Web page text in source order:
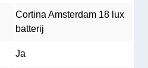
Cortina Amsterdam 18 lux
batterij
Ja